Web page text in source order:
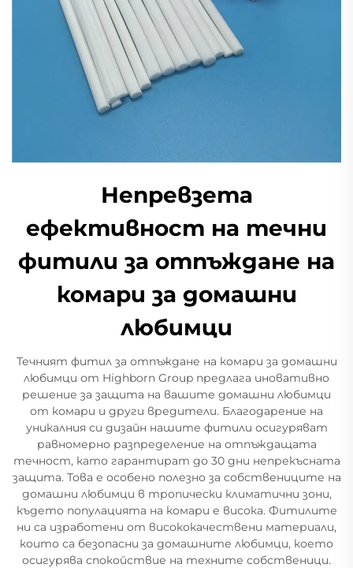
Непревзета
ефективност на течни
фитили за отпъждане на
комари за домашни
любимци
Течният фитил за отпъждане на комари за домашни
любимци от Highborn Group предлага иновативно
решение за защита на вашите домашни любимци
от комари и други вредители. Благодарение на
уникалния си дизайн нашите фитили осигуряват
равномерно разпределение на отпъждащата
течност, като гарантират до 30 дни непрекъсната
защита. Това е особено полезно за собствениците на
домашни любимци в тропически климатични зони,
където популацията на комари е висока. Фитилите
ни са изработени от висококачествени материали,
които са безопасни за домашните любимци, което
осигурява спокойствие на техните собственици.